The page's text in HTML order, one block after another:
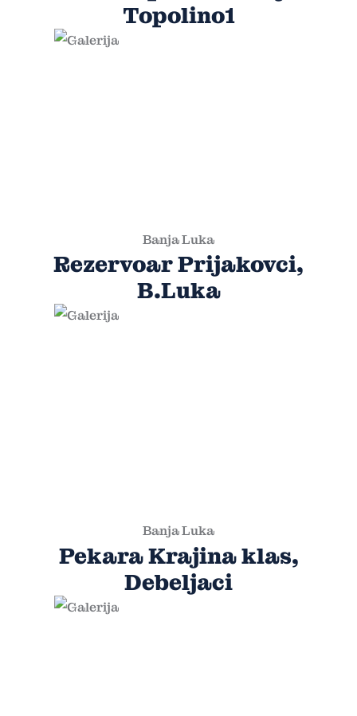
Topolino1
Banja Luka
Rezervoar Prijakovci,
B.Luka
Banja Luka
Pekara Krajina klas,
Debeljaci